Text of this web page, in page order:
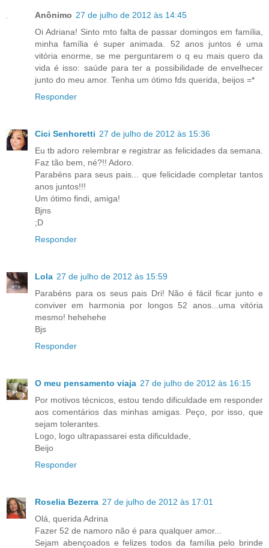
Anônimo 27 de julho de 2012 às 14:45
Oi Adriana! Sinto mto falta de passar domingos em família,
minha família é super animada. 52 anos juntos é uma
vitória enorme, se me perguntarem o q eu mais quero da
vida é isso: saúde para ter a possibilidade de envelhecer
junto do meu amor. Tenha um ótimo fds querida, beijos =*
Responder
Cici Senhoretti 27 de julho de 2012 às 15:36
Eu tb adoro relembrar e registrar as felicidades da semana.
Faz tão bem, né?!! Adoro.
Parabéns para seus pais... que felicidade completar tantos
anos juntos!!!
Um ótimo findi, amiga!
Bjns
;D
Responder
Lola 27 de julho de 2012 às 15:59
Parabéns para os seus pais Dri! Não é fácil ficar junto e
conviver em harmonia por longos 52 anos...uma vitória
mesmo! hehehehe
Bjs
Responder
O meu pensamento viaja 27 de julho de 2012 às 16:15
Por motivos técnicos, estou tendo dificuldade em responder
aos comentários das minhas amigas. Peço, por isso, que
sejam tolerantes.
Logo, logo ultrapassarei esta dificuldade,
Beijo
Responder
Roselia Bezerra 27 de julho de 2012 às 17:01
Olá, querida Adrina
Fazer 52 de namoro não é para qualquer amor...
Sejam abençoados e felizes todos da família pelo brinde